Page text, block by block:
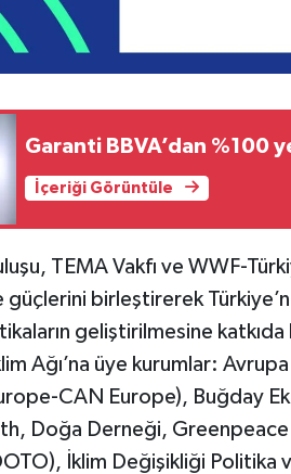
Garanti BBVA’dan %100
İçeriği Görüntüle
TEMA Vakfı ve WWF-
güçlerini birleştirerek
geliştirilmesine katkıda
Ağı’na üye kurumlar:
CAN Europe), Buğday
Doğa Derneği,
İklim Değişikliği Politika